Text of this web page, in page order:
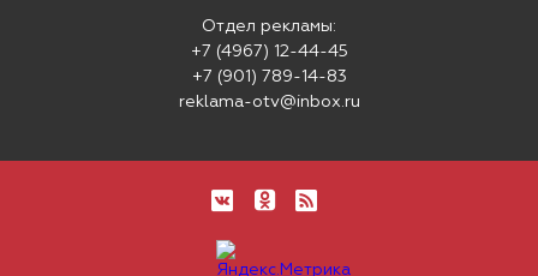
Отдел рекламы:
+7 (4967) 12-44-45
+7 (901) 789-14-83
reklama-otv@inbox.ru